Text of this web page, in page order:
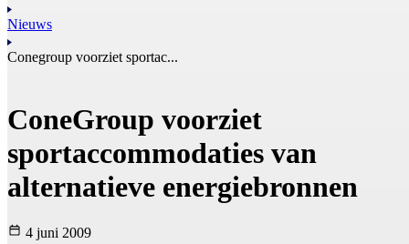
Nieuws
Conegroup voorziet sportac...
ConeGroup voorziet
sportaccommodaties van
alternatieve energiebronnen
4 juni 2009